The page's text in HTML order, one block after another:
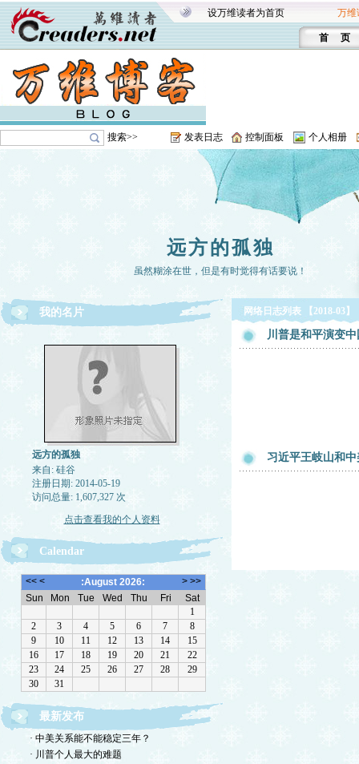
设万维读者为首页 万维
首 页
搜索>> 发表日志 控制面板 个人相册
远方的孤独
虽然糊涂在世，但是有时觉得有话要说！
我的名片
远方的孤独
来自: 硅谷
注册日期: 2014-05-19
访问总量: 1,607,327 次
点击查看我的个人资料
Calendar
最新发布
· 中美关系能不能稳定三年？
· 川普个人最大的难题
网络日志列表 【2018-03】
川普是和平演变
习近平王岐山和